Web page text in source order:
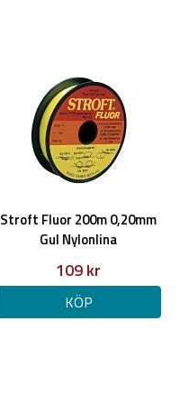
Stroft Fluor 200m 0,20mm
Gul Nylonlina
109 kr
KÖP